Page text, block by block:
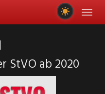
StVO ab 2020